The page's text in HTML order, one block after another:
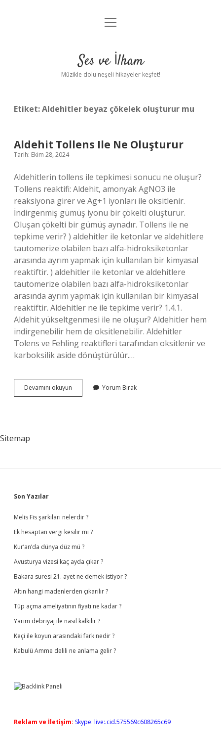
Anasayfa
Yasal Uyarı
menüyü
Ses ve İlham
Müzikle dolu neşeli hikayeler keşfet!
Etiket:Aldehitler beyaz çökelek oluşturur mu
Aldehit Tollens Ile Ne Oluşturur
Tarih: Ekim 28, 2024
Aldehitlerin tollens ile tepkimesi sonucu ne oluşur?
Tollens reaktifi: Aldehit, amonyak AgNO3 ile
reaksiyona girer ve Ag+1 iyonları ile oksitlenir.
İndirgenmiş gümüş iyonu bir çökelti oluşturur.
Oluşan çökelti bir gümüş aynadır. Tollens ile ne
tepkime verir? ) aldehitler ile ketonlar ve aldehitlere
tautomerize olabilen bazı alfa-hidroksiketonlar
arasında ayrım yapmak için kullanılan bir kimyasal
reaktiftir. ) aldehitler ile ketonlar ve aldehitlere
tautomerize olabilen bazı alfa-hidroksiketonlar
arasında ayrım yapmak için kullanılan bir kimyasal
reaktiftir. Aldehitler ne ile tepkime verir? 1.4.1.
Aldehit yükseltgenmesi ile ne oluşur? Aldehitler hem
indirgenebilir hem de oksitlenebilir. Aldehitler
Tolens ve Fehling reaktifleri tarafından oksitlenir ve
karboksilik aside dönüştürülür.…
Devamını okuyun
Tollens
Yorum Bırak
Sitemap
Sidebar
Son Yazılar
Melis Fis şarkıları nelerdir ?
Ek hesaptan vergi kesilir mi ?
Kur’an’da dünya düz mü ?
Avusturya vizesi kaç ayda çıkar ?
Bakara suresi 21. ayet ne demek istiyor ?
Altın hangi madenlerden çıkarılır ?
Tüp açma ameliyatının fiyatı ne kadar ?
Yarım debriyaj ile nasıl kalkılır ?
Keçi ile koyun arasındaki fark nedir ?
Kabulü Amme delili ne anlama gelir ?
Reklam ve İletişim: Skype: live:.cid.575569c608265c69